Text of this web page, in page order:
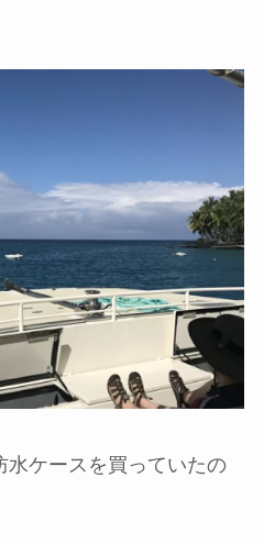
水ケースを買っていたの